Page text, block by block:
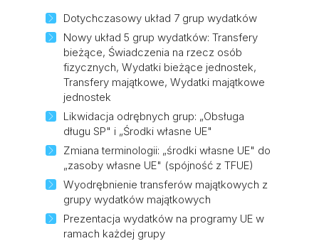
Dotychczasowy układ 7 grup wydatków
Nowy układ 5 grup wydatków: Transfery
bieżące, Świadczenia na rzecz osób
fizycznych, Wydatki bieżące jednostek,
Transfery majątkowe, Wydatki majątkowe
jednostek
Likwidacja odrębnych grup: „Obsługa
długu SP" i „Środki własne UE"
Zmiana terminologii: „środki własne UE" do
„zasoby własne UE" (spójność z TFUE)
Wyodrębnienie transferów majątkowych z
grupy wydatków majątkowych
Prezentacja wydatków na programy UE w
ramach każdej grupy